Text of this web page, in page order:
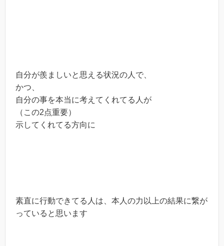
自分が羨ましいと思える状況の人で、
かつ、
自分の事を本当に考えてくれてる人が
（この2点重要）
示してくれてる方向に
素直に行動できてる人は、本人の力以上の結果に繋が
っていると思います